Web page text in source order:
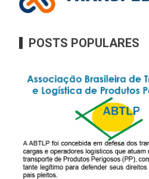
POSTS POPULARES